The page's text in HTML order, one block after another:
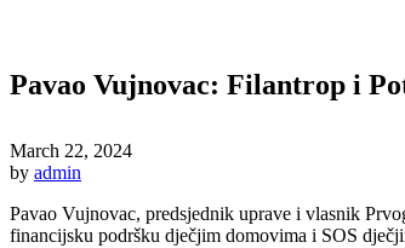
Pavao Vujnovac: Filantrop i
March 22, 2024
by admin
Pavao Vujnovac, predsjednik uprave i vlasnik
financijsku podršku dječjim domovima i SOS